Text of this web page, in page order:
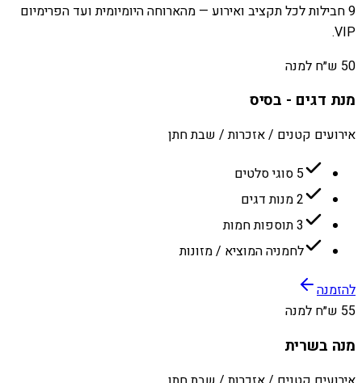
9 חבילות לכל תקציב ואירוע — מהארוחה היומיומית ועד הפרימיום
VIP.
50 ש״ח למנה
מנת דגים - בסיס
אירועים קטנים / אזכרות / שבת חתן
5 סוגי סלטים
2 מנות דגים
3 תוספות חמות
לחמניה המוציא / מזונות
להזמנה
55 ש״ח למנה
מנה בשרית